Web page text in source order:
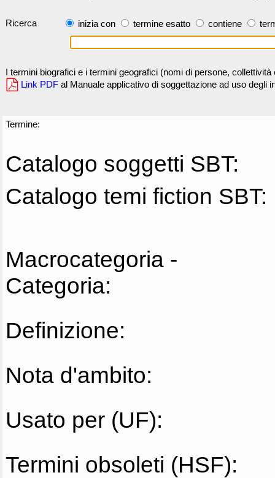
Ricerca inizia con termine esatto contiene
I termini biografici e i termini geografici (nomi di persone,
Link PDF al Manuale applicativo di soggettazione ad uso degli
Termine:
Catalogo soggetti SBT:
Catalogo temi fiction SBT:
Macrocategoria -
Categoria:
Definizione:
Nota d'ambito:
Usato per (UF):
Termini obsoleti (HSF):